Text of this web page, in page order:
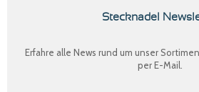
Stecknadel
Erfahre alle News rund um unser
per E-Mail.